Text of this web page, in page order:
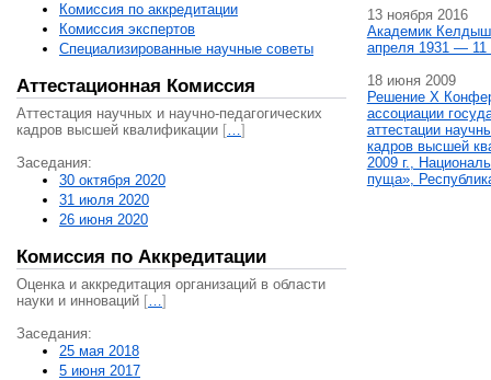
Комиссия по аккредитации
Комиссия экспертов
Специализированные научные советы
Аттестационная Комиссия
Аттестация научных и научно-педагогических
кадров высшей квалификации […]
Заседания:
30 октября 2020
31 июля 2020
26 июня 2020
Комиссия по Аккредитации
Оценка и аккредитация организаций в области
науки и инноваций […]
Заседания:
25 мая 2018
5 июня 2017
13 ноября 2016
Академик
апреля 1931 — 11
18 июня 2009
Решение X
ассоциации
аттестации
кадров высшей
2009 г.,
пуща»,